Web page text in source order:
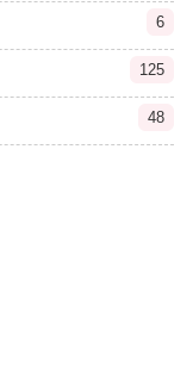
6
125
48